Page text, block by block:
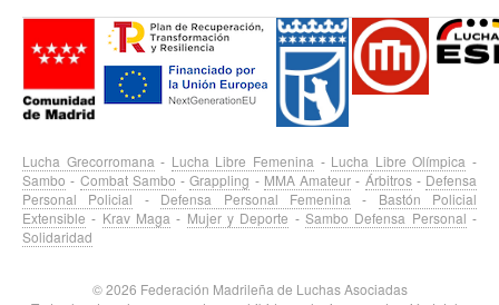
Lucha Grecorromana - Lucha Libre Femenina - Lucha Libre Olímpica -
Sambo - Combat Sambo -Grappling - MMA Amateur - Árbitros- Defensa
Personal Policial - Defensa Personal Femenina - Bastón Policial
Extensible - Krav Maga - Mujer y Deporte -Sambo Defensa Personal -
Solidaridad
© 2026 Federación Madrileña de Luchas Asociadas